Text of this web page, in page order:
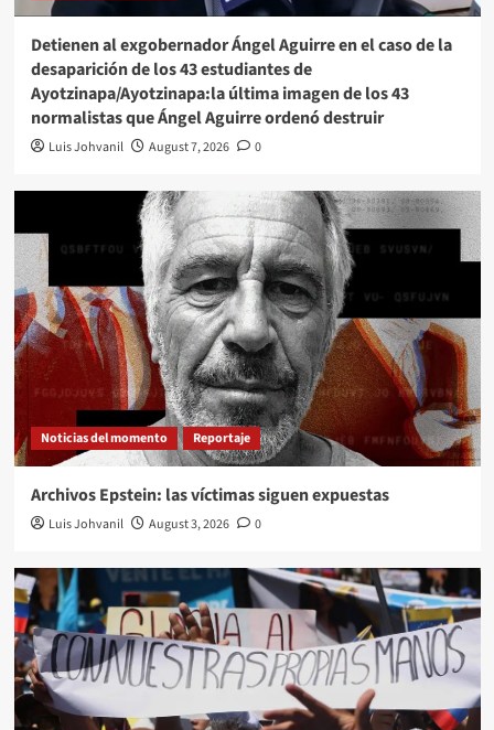
Detienen al exgobernador Ángel Aguirre en el caso de la
desaparición de los 43 estudiantes de
Ayotzinapa/Ayotzinapa:la última imagen de los 43
normalistas que Ángel Aguirre ordenó destruir
Luis Johvanil August 7, 2026 0
Noticias del momento Reportaje
Archivos Epstein: las víctimas siguen expuestas
Luis Johvanil August 3, 2026 0